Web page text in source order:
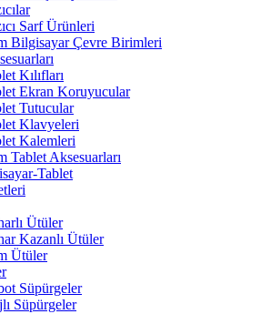
Sarf Ürünleri
Bilgisayar Çevre Birimleri
Kılıfları
Ekran Koruyucular
Tutucular
Klavyeleri
Kalemleri
Tablet Aksesuarları
Tablet
Ütüler
Kazanlı Ütüler
Ütüler
Süpürgeler
Süpürgeler